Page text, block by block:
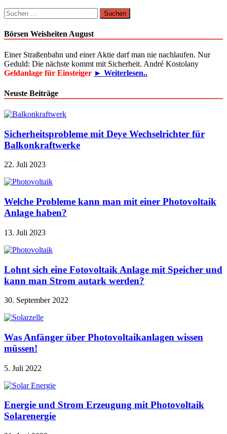
Suchen
nach:
Börsen Weisheiten August
Einer Straßenbahn und einer Aktie darf man nie nachlaufen. Nur
Geduld: Die nächste kommt mit Sicherheit. André Kostolany
Geldanlage für Einsteiger ► Weiterlesen..
Neuste Beiträge
Sicherheitsprobleme mit Deye Wechselrichter für
Balkonkraftwerke
22. Juli 2023
Welche Probleme kann man mit einer Photovoltaik
Anlage haben?
13. Juli 2023
Lohnt sich eine Fotovoltaik Anlage mit Speicher und
kann man Strom autark werden?
30. September 2022
Was Anfänger über Photovoltaikanlagen wissen
müssen!
5. Juli 2022
Energie und Strom Erzeugung mit Photovoltaik
Solarenergie